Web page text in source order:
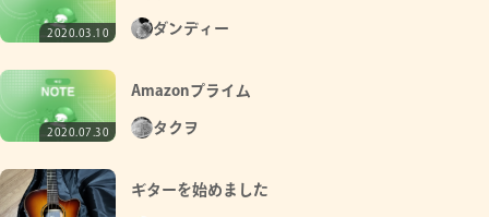
2020.03.10 ダンディー
2020.07.30
Amazonプライム
タクヲ
ギターを始めました